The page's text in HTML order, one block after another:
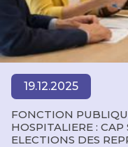
FONCTION
HOSPITALIERE : CAP
ELECTIONS DES
19.12.2025